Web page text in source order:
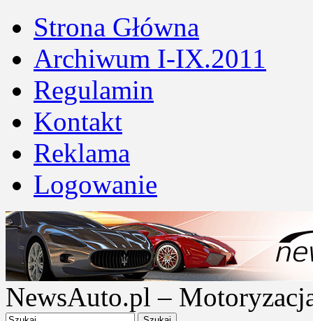
Strona Główna
Archiwum I-IX.2011
Regulamin
Kontakt
Reklama
Logowanie
NewsAuto.pl –